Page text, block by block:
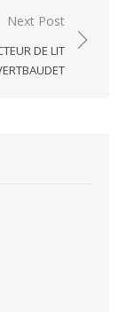
Next Post
DE LIT